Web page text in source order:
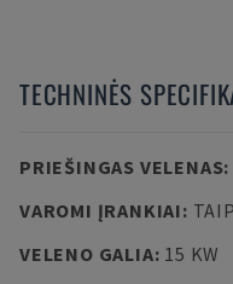
TECHNINĖS
PRIEŠINGAS VELENAS:
VAROMI ĮRANKIAI: TAIP
VELENO GALIA: 15 KW